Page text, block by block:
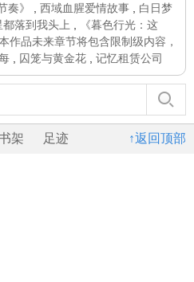
奏》 西域血腥爱情故事
白日梦
落到我头上
《暮色行光：这
品未来章节将包含限制级内容，
囚笼与黄金花 记忆租赁公司
↑返回顶部
架 足迹